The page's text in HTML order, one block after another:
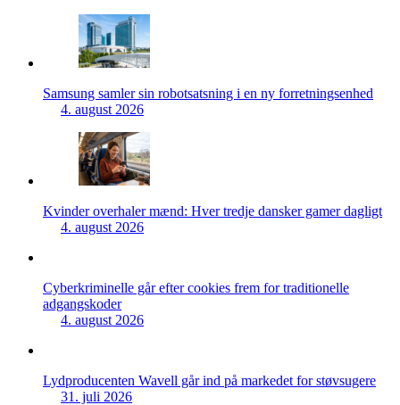
Samsung samler sin robotsatsning i en ny forretningsenhed
4. august 2026
Kvinder overhaler mænd: Hver tredje dansker gamer dagligt
4. august 2026
Cyberkriminelle går efter cookies frem for traditionelle
adgangskoder
4. august 2026
Lydproducenten Wavell går ind på markedet for støvsugere
31. juli 2026